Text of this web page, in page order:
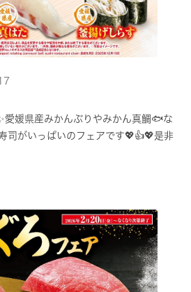
愛媛県産みかんぶりやみかん真鯛🐟な
司がいっぱいのフェアです💖👍💖是非